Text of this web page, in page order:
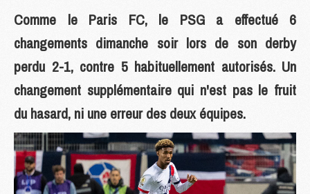
Comme le Paris FC, le PSG a effectué 6
changements dimanche soir lors de son derby
perdu 2-1, contre 5 habituellement autorisés. Un
changement supplémentaire qui n'est pas le fruit
du hasard, ni une erreur des deux équipes.